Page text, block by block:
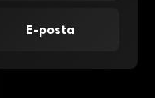
E-posta